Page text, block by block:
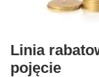
Linia
pojęcie